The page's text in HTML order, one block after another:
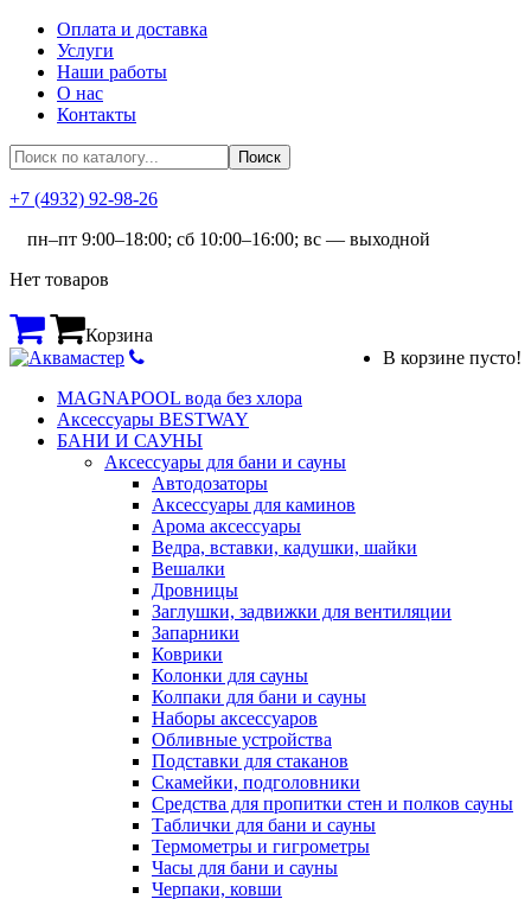
Оплата и доставка
Услуги
Наши работы
О нас
Контакты
+7 (4932) 92-98-26
пн–пт 9:00–18:00; сб 10:00–16:00; вс — выходной
Нет товаров
Корзина
В корзине пусто!
MAGNAPOOL вода без хлора
Аксессуары BESTWAY
БАНИ И САУНЫ
Аксессуары для бани и сауны
Автодозаторы
Аксессуары для каминов
Арома аксессуары
Ведра, вставки, кадушки, шайки
Вешалки
Дровницы
Заглушки, задвижки для вентиляции
Запарники
Коврики
Колонки для сауны
Колпаки для бани и сауны
Наборы аксессуаров
Обливные устройства
Подставки для стаканов
Скамейки, подголовники
Средства для пропитки стен и полков сауны
Таблички для бани и сауны
Термометры и гигрометры
Часы для бани и сауны
Черпаки, ковши